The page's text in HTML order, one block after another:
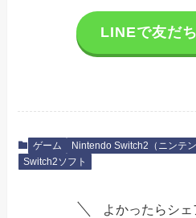
LINEで友だ
ゲーム
Nintendo Switch2（ニンテ
Switch2ソフト
よかったらシェ